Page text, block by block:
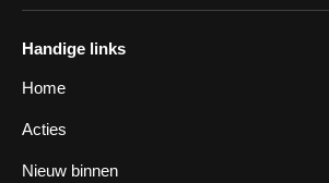
Handige links
Home
Acties
Nieuw binnen